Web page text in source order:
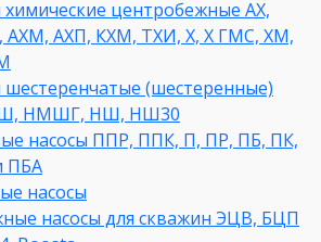
химические центробежные АХ,
АХМ, АХП, КХМ, ТХИ, Х, Х ГМС, ХМ,
шестеренчатые (шестеренные)
НМШГ, НШ, НШ30
насосы ППР, ППК, П, ПР, ПБ, ПК,
ПБА
насосы
насосы для скважин ЭЦВ, БЦП